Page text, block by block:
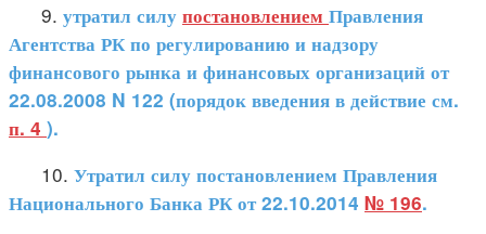
9. утратил силу постановлением Правления
Агентства РК по регулированию и надзору
финансового рынка и финансовых организаций от
22.08.2008 N 122 (порядок введения в действие см.
п. 4 ).
10. Утратил силу постановлением Правления
Национального Банка РК от 22.10.2014 № 196.